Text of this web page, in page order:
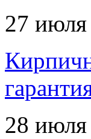
27 июля
28 июля